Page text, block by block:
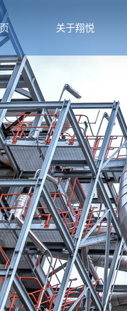
关于翔悦
公司环境
专家介绍
组织机构
企业文化
业务介绍
服务领域